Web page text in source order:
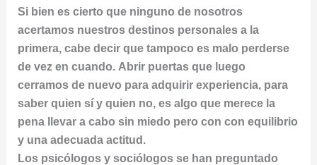
Si bien es cierto que ninguno de nosotros
acertamos nuestros destinos personales a la
primera, cabe decir que tampoco es malo perderse
de vez en cuando. Abrir puertas que luego
cerramos de nuevo para adquirir experiencia, para
saber quien sí y quien no, es algo que merece la
pena llevar a cabo sin miedo pero con con equilibrio
y una adecuada actitud.
Los psicólogos y sociólogos se han preguntado